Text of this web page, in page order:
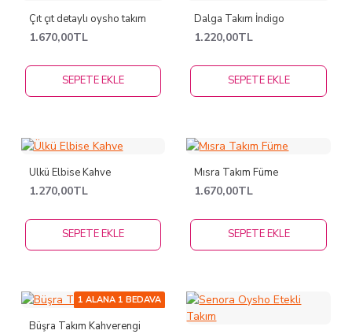
Çıt çıt detaylı oysho takım
1.670,00TL
SEPETE EKLE
Dalga Takım İndigo
1.220,00TL
SEPETE EKLE
Ülkü Elbise Kahve
1.270,00TL
SEPETE EKLE
Mısra Takım Füme
1.670,00TL
SEPETE EKLE
1 ALANA 1 BEDAVA
Büşra Takım Kahverengi